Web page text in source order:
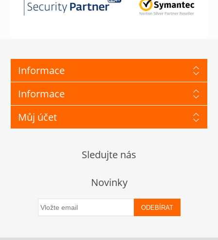
Informace
Informace
Můj účet
Sledujte nás
Novinky
ODEBÍRAT